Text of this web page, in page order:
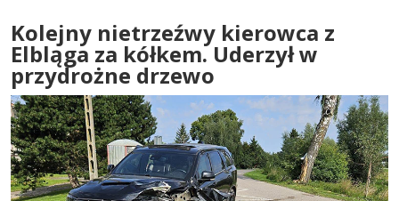
Kolejny nietrzeźwy kierowca z
Elbląga za kółkem. Uderzył w
przydrożne drzewo